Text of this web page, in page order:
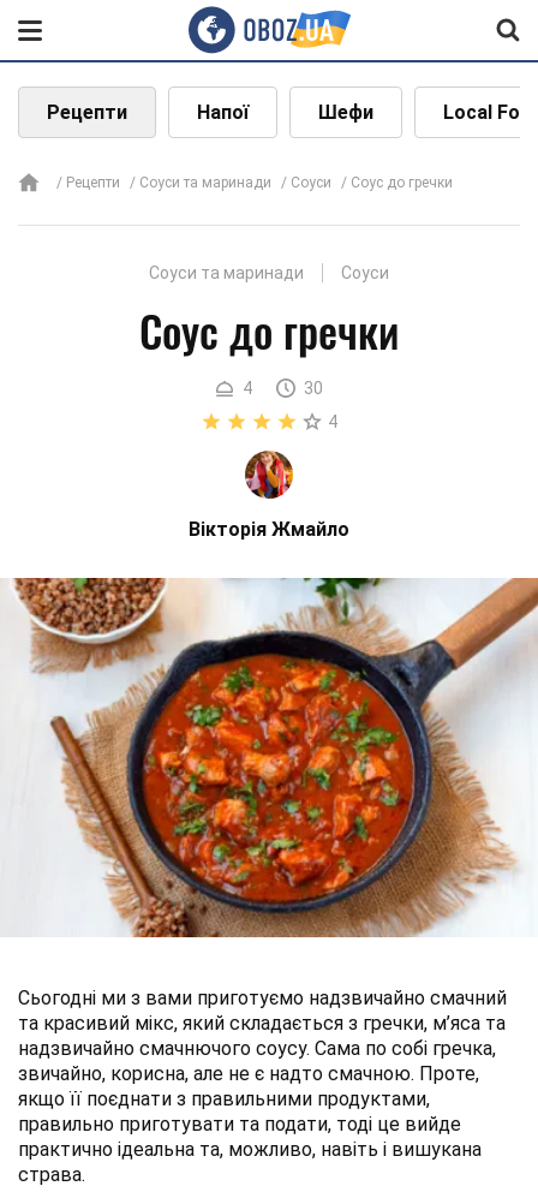
Рецепти Напої Шефи Local
Рецепти Соуси та маринади Соуси Соус до гречки
Соуси та маринади Соуси
Соус до гречки
4
30
4
Вікторія Жмайло
Сьогодні ми з вами приготуємо надзвичайно смачний
та красивий мікс, який складається з гречки, м’яса та
надзвичайно смачнючого соусу. Сама по собі гречка,
звичайно, корисна, але не є надто смачною. Проте,
якщо її поєднати з правильними продуктами,
правильно приготувати та подати, тоді це вийде
практично ідеальна та, можливо, навіть і вишукана
страва.